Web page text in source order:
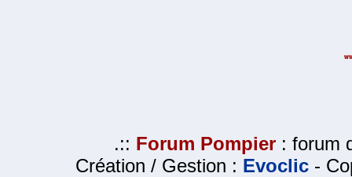
.:: Forum Pompier : forum
Création / Gestion : Evoclic -